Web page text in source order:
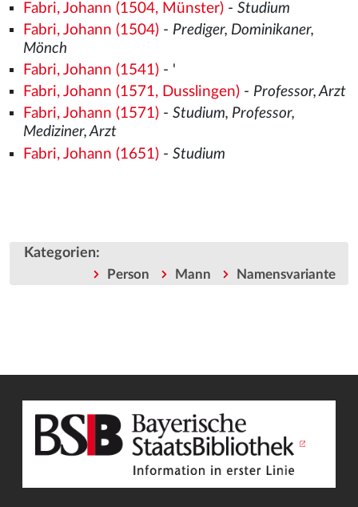
Fabri, Johann (1504, Münster)- Studium
Fabri, Johann (1504)- Prediger, Dominikaner,
Mönch
Fabri, Johann (1541)- '
Fabri, Johann (1571, Dusslingen)- Professor, Arzt
Fabri, Johann (1571)- Studium, Professor,
Mediziner, Arzt
Fabri, Johann (1651)- Studium
Kategorien:
Person Mann Namensvariante